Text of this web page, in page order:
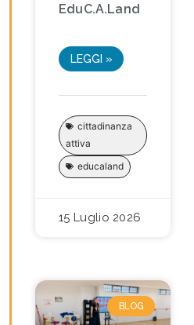
EduC.A.Land
LEGGI »
cittadinanza
attiva
educaland
15 Luglio 2026
BLOG